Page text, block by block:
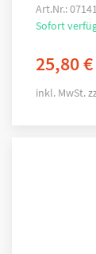
Art.Nr.:
Sofort
25,80€
inkl. MwSt.